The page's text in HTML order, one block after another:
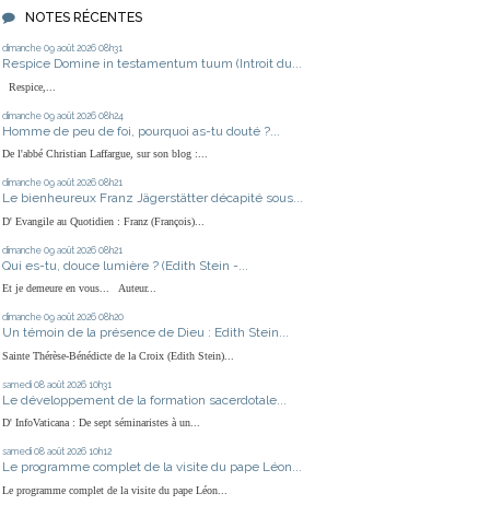
NOTES RÉCENTES
dimanche 09 août 2026 08h31
Respice Domine in testamentum tuum (Introit du...
Respice,...
dimanche 09 août 2026 08h24
Homme de peu de foi, pourquoi as-tu douté ?...
De l'abbé Christian Laffargue, sur son blog :...
dimanche 09 août 2026 08h21
Le bienheureux Franz Jägerstätter décapité sous...
D' Evangile au Quotidien : Franz (François)...
dimanche 09 août 2026 08h21
Qui es-tu, douce lumière ? (Edith Stein -...
Et je demeure en vous... Auteur...
dimanche 09 août 2026 08h20
Un témoin de la présence de Dieu : Edith Stein...
Sainte Thérèse-Bénédicte de la Croix (Edith Stein)...
samedi 08 août 2026 10h31
Le développement de la formation sacerdotale...
D' InfoVaticana : De sept séminaristes à un...
samedi 08 août 2026 10h12
Le programme complet de la visite du pape Léon...
Le programme complet de la visite du pape Léon...